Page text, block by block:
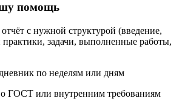
помощь
с нужной структурой (введение,
практики, задачи, выполненные работы,
по неделям или дням
ГОСТ или внутренним требованиям